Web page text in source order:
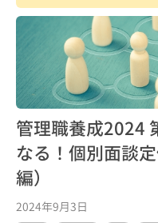
管理職養成2024
なる！個別面談
編）
2024年9月3日